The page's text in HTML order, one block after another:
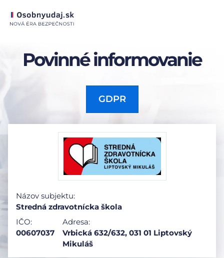
Povinné informovanie
GDPR
Názov subjektu:
Stredná zdravotnícka škola
IČO:
00607037
Adresa:
Vrbická 632/632, 031 01 Liptovský
Mikuláš